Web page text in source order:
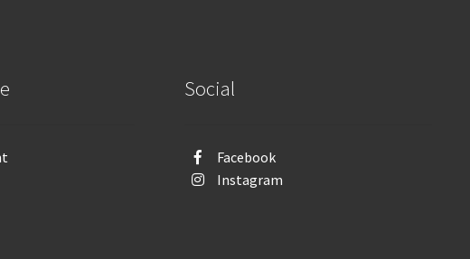
Social
Facebook
Instagram